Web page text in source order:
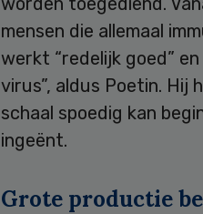
mensen die allemaal
werkt “redelijk goed”
virus”, aldus Poetin.
schaal spoedig kan
ingeënt.
Grote productie